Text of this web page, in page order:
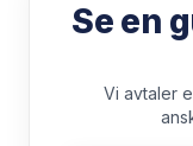
Se en
Vi avtaler